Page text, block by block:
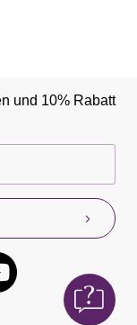
und 10% Rabatt